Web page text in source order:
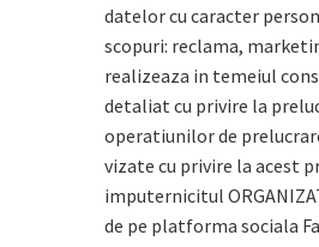
datelor cu caracter
scopuri: reclama,
realizeaza in temeiul
detaliat cu privire la
operatiunilor de
vizate cu privire la acest
imputernicitul
de pe platforma sociala